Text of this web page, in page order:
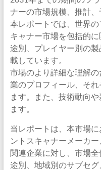
ナーの市場規模、推計、
本レポートでは、世界
キャナー市場を包括的
途別、プレイヤー別の
載しています。
市場のより詳細な理解
業のプロフィール、そ
ます。また、技術動向
ます。
当レポートは、本市場
ントスキャナーメーカ
関連企業に対し、市場
途別、地域別のサブセグ